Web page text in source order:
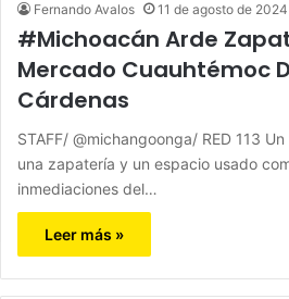
Fernando Avalos 11 de agosto de 2024
#Michoacán Arde
Mercado Cuauhtémoc
Cárdenas
STAFF/ @michangoonga/ RED 113
una zapatería y un espacio usado
inmediaciones del…
Leer más »